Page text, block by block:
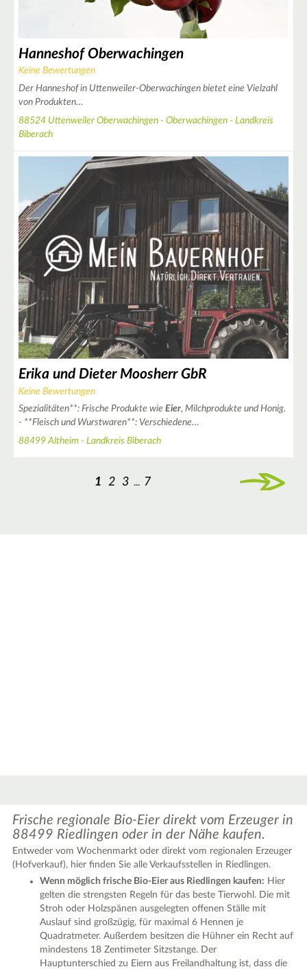
Hanneshof Oberwachingen
Keine Bewertungen
Der Hanneshof in Uttenweiler-Oberwachingen bietet eine Vielzahl
von Produkten…
88524 Uttenweiler Oberwachingen - Oberwachingen - Landkreis
Biberach
Erika und Dieter Moosherr GbR
Keine Bewertungen
Spezialitäten**: Frische Produkte wie Eier, Milchprodukte und Honig.
- **Fleisch und Wurstwaren**: Verschiedene…
88499 Altheim - Landkreis Biberach
1 2 3 ... 7
Leaflet|© OpenStreetMap contributors ♥, tiles generated by protomaps,Protomaps©
OpenStreetMap
Frische regionale Bio-Eier direkt vom Erzeuger in
88499 Riedlingen oder in der Nähe kaufen.
Entweder vom Wochenmarkt oder direkt vom regionalen Erzeuger
(Hofverkauf), hier finden Sie alle Verkaufsstellen in Riedlingen.
Wenn möglich frische Bio-Eier aus Riedlingen kaufen: Hier
gelten die strengsten Regeln für das beste Tierwohl. Die mit
Stroh oder Holzspänen ausgelegten offenen Ställe mit
Auslauf sind großzügig, für maximal 6 Hennen je
Quadratmeter. Außerdem besitzen die Hühner ein Recht auf
mindestens 18 Zentimeter Sitzstange. Der
Hauptunterschied zu Eiern aus Freilandhaltung ist, dass die